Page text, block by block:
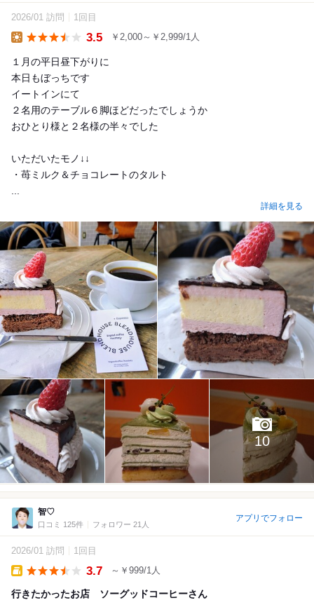
2026/01 訪問 1回目
3.5 ￥2,000～￥2,999/1人
１月の平日昼下がりに
本日もぼっちです
イートインにて
２名用のテーブル６脚ほどだったでしょうか
おひとり様と２名様の半々でした
いただいたモノ↓↓
・苺ミルク＆チョコレートのタルト
...
詳細を見る
10
智♡
口コミ 125件 フォロワー 21人
アプリでフォロー
2026/01 訪問 1回目
3.7 ～￥999/1人
行きたかったお店 ソーグッドコーヒーさん